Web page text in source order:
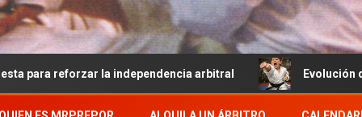
la independencia arbitral Evolución del Arbitraje de